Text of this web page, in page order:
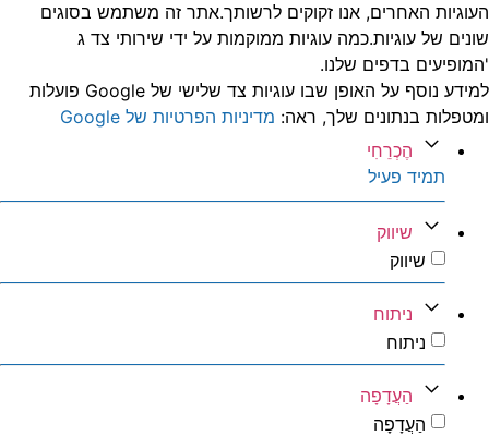
האחרים, אנו זקוקים לרשותך.אתר זה משתמש בסוגים
של עוגיות.כמה עוגיות ממוקמות על ידי שירותי צד ג
בדפים שלנו.
למידע נוסף על האופן שבו עוגיות צד שלישי של Google פועלות
בנתונים שלך, ראה:מדיניות הפרטיות של Google
הֶכְרֵחִי
תמיד פעיל
שיווק
שיווק
ניתוח
ניתוח
הַעֲדָפָה
הַעֲדָפָה